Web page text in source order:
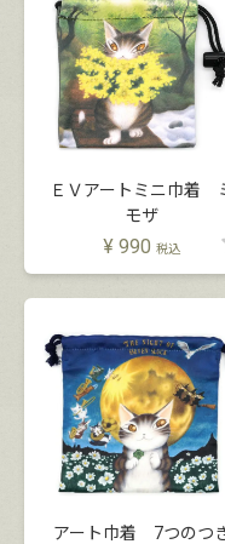
ＥＶアートミニ巾着
モザ
¥ 990 税込
アート巾着 7つのつ